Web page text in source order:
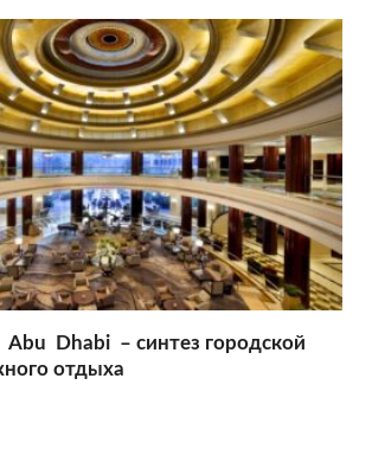
Abu Dhabi – синтез городской
отдыха